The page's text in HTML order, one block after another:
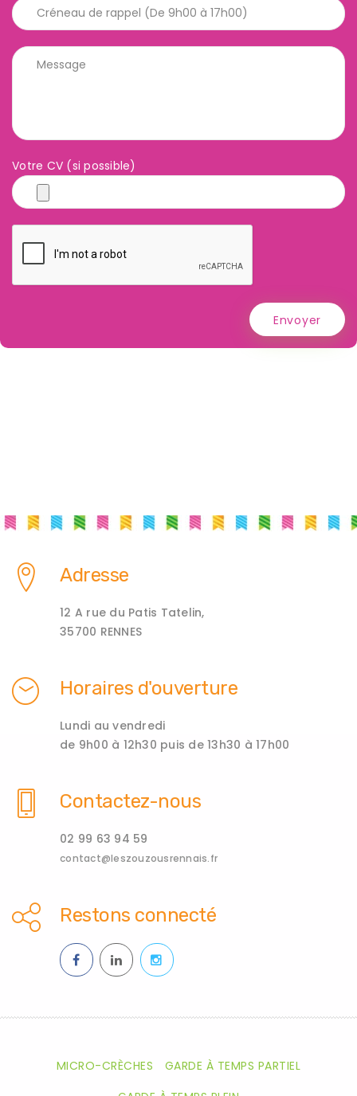
Votre CV (si possible)
Envoyer
Adresse
12 A rue du Patis Tatelin,
35700 RENNES
Horaires d'ouverture
Lundi au vendredi
de 9h00 à 12h30 puis de 13h30 à 17h00
Contactez-nous
02 99 63 94 59
contact@leszouzousrennais.fr
Restons connecté
MICRO-CRÈCHES
GARDE À TEMPS PARTIEL